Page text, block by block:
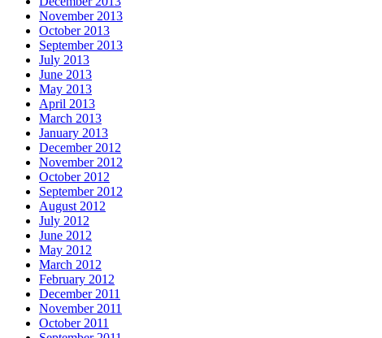
November 2013
October 2013
September 2013
July 2013
June 2013
May 2013
April 2013
March 2013
January 2013
December 2012
November 2012
October 2012
September 2012
August 2012
July 2012
June 2012
May 2012
March 2012
February 2012
December 2011
November 2011
October 2011